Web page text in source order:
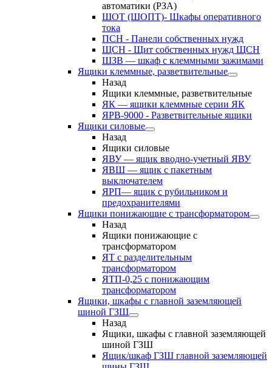
автоматики (РЗА)
ШОТ (ШОПТ)- Шкафы оперативного
тока
ПСН - Панели собственных нужд
ЩСН - Щит собственных нужд ЩСН
ШЗВ — шкаф с клеммными зажимами
Ящики клеммные, разветвительные
Назад
Ящики клеммные, разветвительные
ЯК — ящики клеммные серии ЯК
ЯРВ-9000 - Разветвительные ящики
Ящики силовые
Назад
Ящики силовые
ЯВУ — ящик вводно-учетный ЯВУ
ЯВШ — ящик с пакетным
выключателем
ЯРП— ящик с рубильником и
предохранителями
Ящики понижающие с трансформатором
Назад
Ящики понижающие с
трансформатором
ЯТ с разделительным
трансформатором
ЯТП-0,25 с понижающим
трансформатором
Ящики, шкафы с главной заземляющей
шиной ГЗШ
Назад
Ящики, шкафы с главной заземляющей
шиной ГЗШ
Ящик/шкаф ГЗШ главной заземляющей